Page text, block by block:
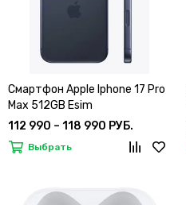
Смартфон Apple Iphone 17 Pro
Max 512GB Esim
112 990 – 118 990 РУБ.
Выбрать